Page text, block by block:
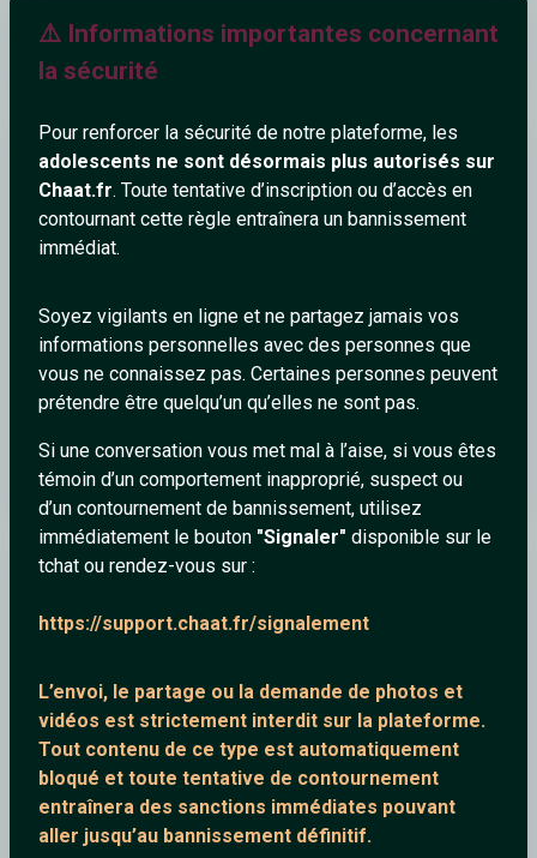
⚠️ Informations importantes concernant
la sécurité
Pour renforcer la sécurité de notre plateforme, les
adolescents ne sont désormais plus autorisés sur
Chaat.fr. Toute tentative d’inscription ou d’accès en
contournant cette règle entraînera un bannissement
immédiat.
Soyez vigilants en ligne et ne partagez jamais vos
informations personnelles avec des personnes que
vous ne connaissez pas. Certaines personnes peuvent
prétendre être quelqu’un qu’elles ne sont pas.
Si une conversation vous met mal à l’aise, si vous êtes
témoin d’un comportement inapproprié, suspect ou
d’un contournement de bannissement, utilisez
immédiatement le bouton "Signaler" disponible sur le
tchat ou rendez-vous sur :
https://support.chaat.fr/signalement
L’envoi, le partage ou la demande de photos et
vidéos est strictement interdit sur la plateforme.
Tout contenu de ce type est automatiquement
bloqué et toute tentative de contournement
entraînera des sanctions immédiates pouvant
aller jusqu’au bannissement définitif.
Ya Zina Diri Latay – Raï Style Cover | راينة راي – يا زينة ديري
ألف ليلة وليلة صامتة تأخذك لعالم السلطنة والاسترخاء ð | BM
STUDIO